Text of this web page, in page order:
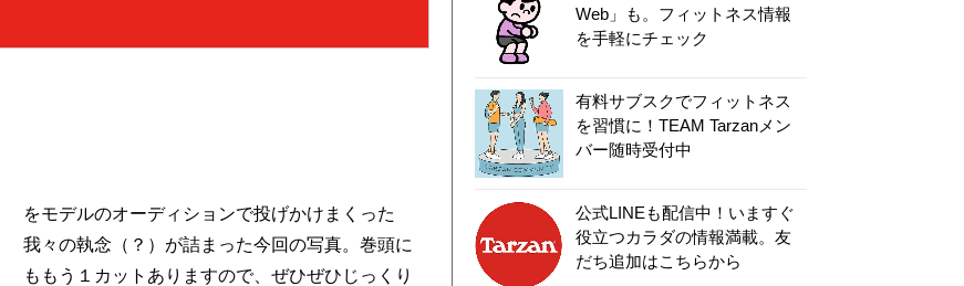
をモデルのオーディションで投げかけまくった
我々の執念（？）が詰まった今回の写真。巻頭に
ももう１カットありますので、ぜひぜひじっくり
Web」も。フィットネス情報
を手軽にチェック
有料サブスクでフィットネス
を習慣に！TEAM Tarzanメン
バー随時受付中
公式LINEも配信中！いますぐ
役立つカラダの情報満載。友
だち追加はこちらから